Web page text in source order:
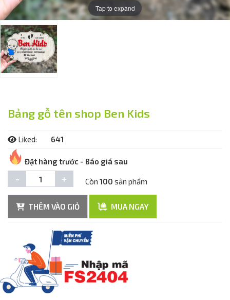
Tap to expand
Bảng gỗ tên shop Ben Kids
Liked: 641
Đặt hàng trước - Báo giá sau
- + Còn 100 sản phẩm
THÊM VÀO GIỎ MUA NGAY